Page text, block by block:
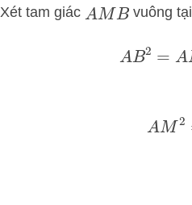
Xét tam giác AMB vuông tại
AB2